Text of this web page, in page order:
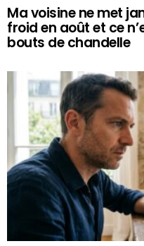
Ma voisine ne met
froid en août et ce
bouts de chandelle